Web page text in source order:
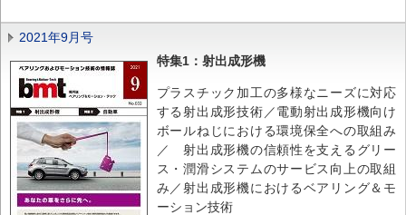
2021年9月号
特集1：射出成形機
プラスチック加工の多様なニーズに対応
する射出成形技術／電動射出成形機向け
ボールねじにおける環境保全への取組み
／ 射出成形機の信頼性を支えるグリー
ス・潤滑システムのサービス向上の取組
み／射出成形機におけるベアリング＆モ
ーション技術